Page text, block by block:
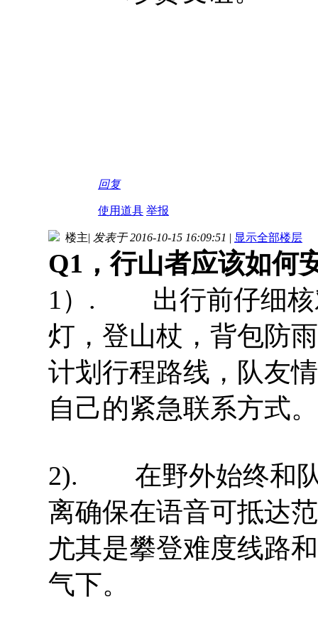
回复
使用道具 举报
楼主| 发表于 2016-10-15 16:09:51 | 显示全部楼层
Q1，行山者应该如何
1）. 出行前仔细核
灯，登山杖，背包防
计划行程路线，队友
自己的紧急联系方式。
2). 在野外始终和队
离确保在语音可抵达
尤其是攀登难度线路
气下。